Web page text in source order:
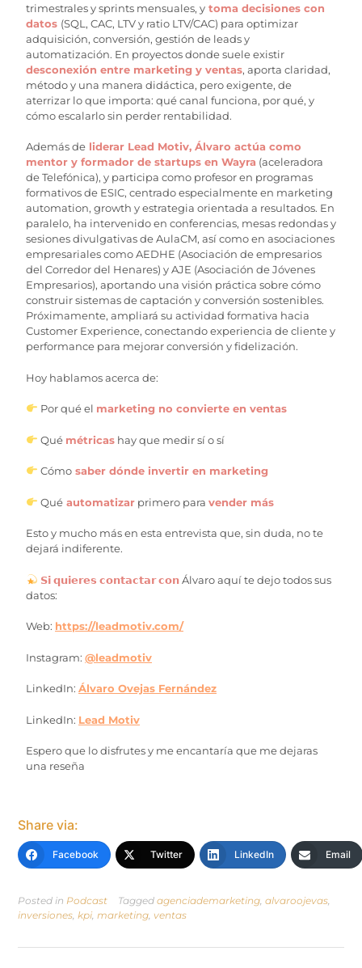
trimestrales y sprints mensuales, y toma decisiones con
datos (SQL, CAC, LTV y ratio LTV/CAC) para optimizar
adquisición, conversión, gestión de leads y
automatización. En proyectos donde suele existir
desconexión entre marketing y ventas, aporta claridad,
método y una manera didáctica, pero exigente, de
aterrizar lo que importa: qué canal funciona, por qué, y
cómo escalarlo sin perder rentabilidad.
Además de liderar Lead Motiv, Álvaro actúa como
mentor y formador de startups en Wayra (aceleradora
de Telefónica), y participa como profesor en programas
formativos de ESIC, centrado especialmente en marketing
automation, growth y estrategia orientada a resultados. En
paralelo, ha intervenido en conferencias, mesas redondas y
sesiones divulgativas de AulaCM, así como en asociaciones
empresariales como AEDHE (Asociación de empresarios
del Corredor del Henares) y AJE (Asociación de Jóvenes
Empresarios), aportando una visión práctica sobre cómo
construir sistemas de captación y conversión sostenibles.
Próximamente, ampliará su actividad formativa hacia
Customer Experience, conectando experiencia de cliente y
performance para mejorar conversión y fidelización.
Hoy hablamos acerca de:
Por qué el marketing no convierte en ventas
Qué métricashay que medir sí o sí
Cómosaber dónde invertir en marketing
Quéautomatizarprimero para vender más
Esto y mucho más en esta entrevista que, sin duda, no te
dejará indiferente.
𝗦𝗶 𝗾𝘂𝗶𝗲𝗿𝗲𝘀 𝗰𝗼𝗻𝘁𝗮𝗰𝘁𝗮𝗿 𝗰𝗼𝗻Álvaro aquí te dejo todos sus
datos:
Web: https://leadmotiv.com/
Instagram: @leadmotiv
LinkedIn: Álvaro Ovejas Fernández
LinkedIn: Lead Motiv
Espero que lo disfrutes y me encantaría que me dejaras
una reseña
Share via:
Facebook Twitter LinkedIn Email
Posted in Podcast Tagged agenciademarketing alvaroojevas
inversiones kpi marketing ventas